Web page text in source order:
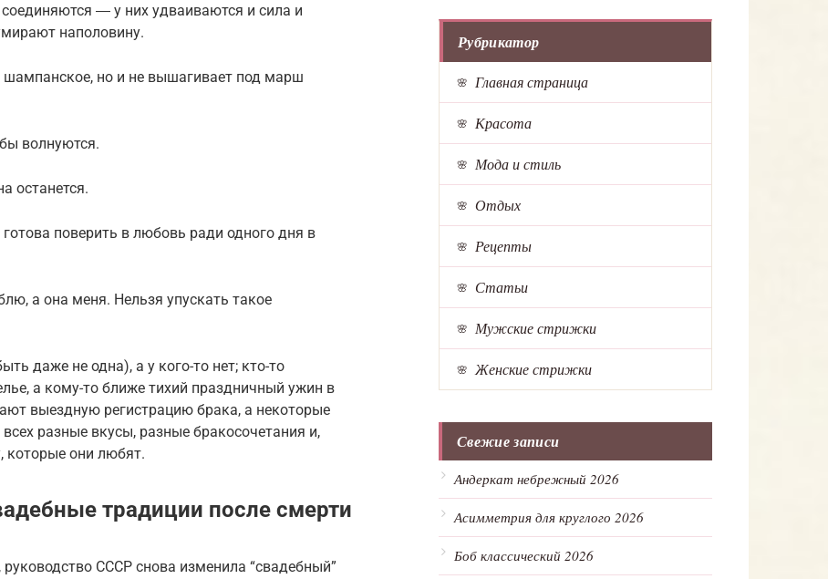
― у них удваиваются и сила и
наполовину.
шампанское, но и не вышагивает под марш
волнуются.
останется.
поверить в любовь ради одного дня в
а она меня. Нельзя упускать такое
даже не одна), а у кого-то нет; кто-то
а кому-то ближе тихий праздничный ужин в
выездную регистрацию брака, а некоторые
разные вкусы, разные бракосочетания и,
которые они любят.
традиции после смерти
СССР снова изменила “свадебный”
Рубрикатор
Главная страница
Красота
Мода и стиль
Отдых
Рецепты
Статьи
Мужские стрижки
Женские стрижки
Свежие записи
Андеркат небрежный 2026
Асимметрия для круглого 2026
Боб классический 2026